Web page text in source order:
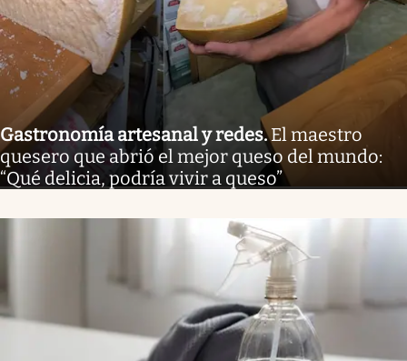
Gastronomía artesanal y redes.El maestro
quesero que abrió el mejor queso del mundo:
“Qué delicia, podría vivir a queso”